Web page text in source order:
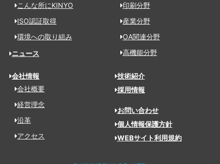
こんな所にKINYO
ISO認証取得
環境への取り組み
ニュース
印刷分野
産業分野
OA関連分野
高機能分野
会社情報
会社概要
経営理念
沿革
アクセス
技術紹介
採用情報
お問い合わせ
個人情報保護方針
WEBサイト利用規約